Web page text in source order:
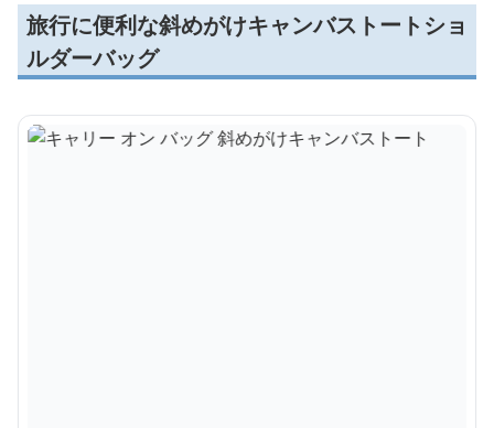
旅行に便利な斜めがけキャンバストートショ
ルダーバッグ